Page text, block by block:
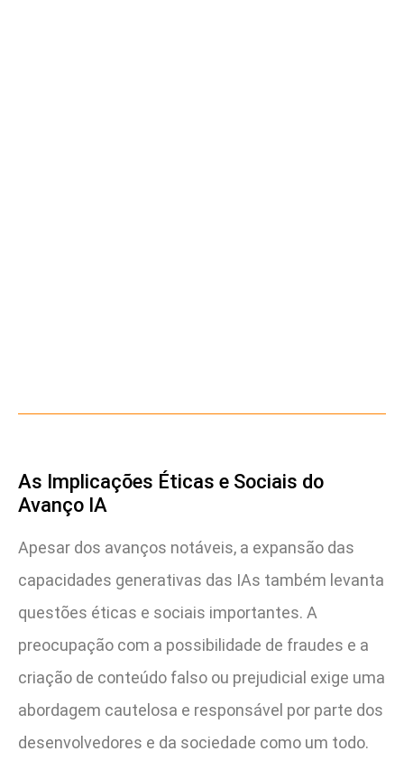
As Implicações Éticas e Sociais do
Avanço IA
Apesar dos avanços notáveis, a expansão das
capacidades generativas das IAs também levanta
questões éticas e sociais importantes. A
preocupação com a possibilidade de fraudes e a
criação de conteúdo falso ou prejudicial exige uma
abordagem cautelosa e responsável por parte dos
desenvolvedores e da sociedade como um todo.